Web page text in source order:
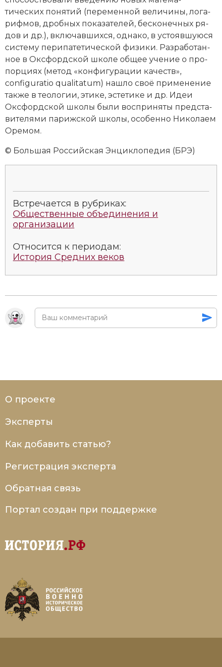
тических по­ня­тий (пе­ре­мен­ной ве­ли­чи­ны, ло­га­
риф­мов, дроб­ных по­ка­за­те­лей, бес­ко­неч­ных ря­
дов и др.), вклю­чав­ших­ся, од­на­ко, в ус­то­яв­шую­ся
сис­те­му пе­ри­па­те­тической фи­зи­ки. Раз­ра­бо­тан­
ное в Оксфордской школе об­щее уче­ние о про­
пор­ци­ях (ме­тод «кон­фи­гу­ра­ции ка­честв»,
configu­ra­tio qualitatum) на­шло своё при­ме­не­ние
так­же в тео­ло­гии, эти­ке, эс­те­ти­ке и др. Идеи
Оксфордской школы бы­ли вос­при­ня­ты пред­ста­
ви­те­ля­ми па­риж­ской шко­лы, осо­бен­но Николаем
Оре­мом.
© Большая Российская Энциклопедия (БРЭ)
Встречается в рубриках:
Общественные объединения и
организации
Относится к периодам:
История Средних веков
О проекте
Эксперты
Как добавить статью?
Регистрация эксперта
Обратная связь
Портал создан при поддержке